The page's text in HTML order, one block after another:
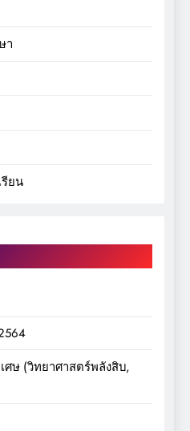
า
ยน
ศษ (วิทยาศาสตร์พลังสิบ,